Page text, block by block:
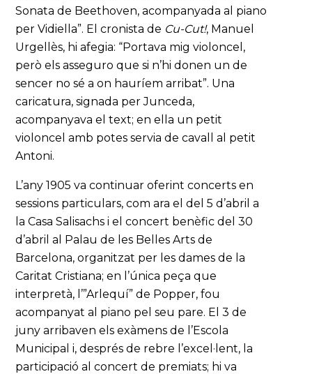
Sonata de Beethoven, acompanyada al piano
per Vidiella”. El cronista de Cu-Cut!, Manuel
Urgellès, hi afegia: “Portava mig violoncel,
però els asseguro que si n’hi donen un de
sencer no sé a on hauríem arribat”. Una
caricatura, signada per Junceda,
acompanyava el text; en ella un petit
violoncel amb potes servia de cavall al petit
Antoni.
L’any 1905 va continuar oferint concerts en
sessions particulars, com ara el del 5 d’abril a
la Casa Salisachs i el concert benèfic del 30
d’abril al Palau de les Belles Arts de
Barcelona, organitzat per les dames de la
Caritat Cristiana; en l’única peça que
interpretà, l’”Arlequí” de Popper, fou
acompanyat al piano pel seu pare. El 3 de
juny arribaven els exàmens de l’Escola
Municipal i, després de rebre l’excel·lent, la
participació al concert de premiats; hi va